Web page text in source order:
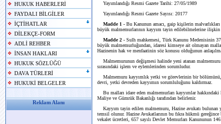
HUKUK HABERLERİ
FAYDALI BİLGİLER
İÇTİHATLAR
DİLEKÇE-FORM
ADLİ REHBER
İNSAN HAKLARI
HUKUK SÖZLÜĞÜ
DAVA TÜRLERİ
HUKUKİ BELGELER
Reklam Alanı
Yayımlandığı Resmi Gazete Tarihi: 27/05/1989
Yayımlandığı Resmi Gazete Sayısı: 20177
Madde 1 - Bu Kanunun amacı, gaip kişilerin
büyük malmemurlarının kayyım tayin edilebilmelerine ilişkin
Madde 2 - Sulh mahkemesi, Türk Kanunu Medenisinin
büyük malmemurluğundan, idaresi kimseye ait olmayan
Hazinenin hak ve menfaatinin söz konusu olduğunun
Malmemurunun değişmesi halinde yeni atanan
sırasındaki işlem ve eylemlerinden sorumludur.
Malmemuru kayyımlık yetki ve görevlerinin bir bölümünü,
devri, yetki devreden kayyımın sorumluluğunu kaldırmaz.
Bu malları idare eden malmemurları kayyımlar
Maliye ve Gümrük Bakanlığı tarafından belirlenir.
Kayyım tayin edilen malmemuru, Hazine avukatı bulunan
temsil olunur. Hazine Avukatlarının bu fıkra hükmü
vekalet ücretleri, 657 sayılı Devlet Memurları Kanununun